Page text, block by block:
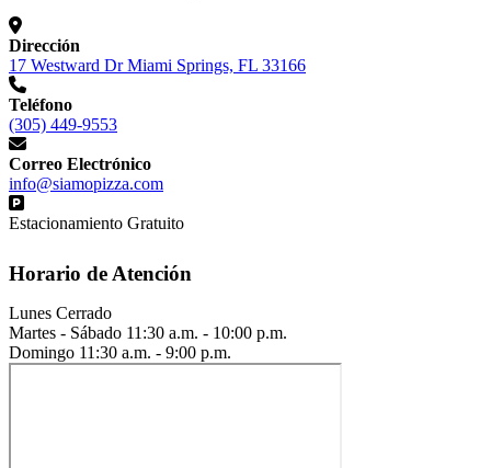
Dirección
17 Westward Dr Miami Springs, FL 33166
Teléfono
(305) 449-9553
Correo Electrónico
info@siamopizza.com
Estacionamiento Gratuito
Horario de Atención
Lunes Cerrado
Martes - Sábado 11:30 a.m. - 10:00 p.m.
Domingo 11:30 a.m. - 9:00 p.m.